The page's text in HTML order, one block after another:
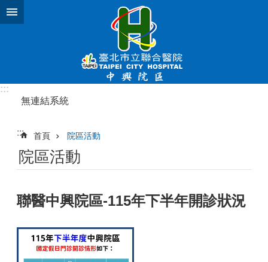
跳到主要內容區塊
:::
無連結系統
::: 首頁 院區活動
院區活動
聯醫中興院區-115年下半年開診狀況